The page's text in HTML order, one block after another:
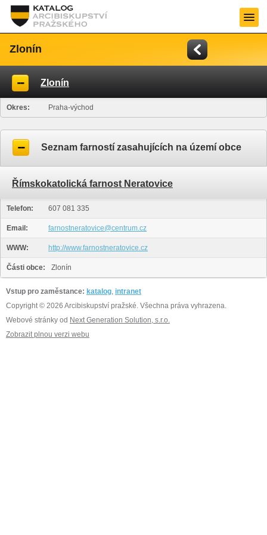
Zlonín
Zlonín
Okres: Praha-východ
Seznam farností zasahujících na území obce
Římskokatolická farnost Neratovice
Telefon: 607 081 335
Email: farnostneratovice@centrum.cz
WWW: http://www.farnostneratovice.cz
Části obce: Zlonín
Vstup pro zaměstance: katalog, intranet
Copyright © 2026 Arcibiskupství pražské. Všechna práva vyhrazena.
Webové stránky od Next Generation Solution, s.r.o.
Zobrazit plnou verzi webu